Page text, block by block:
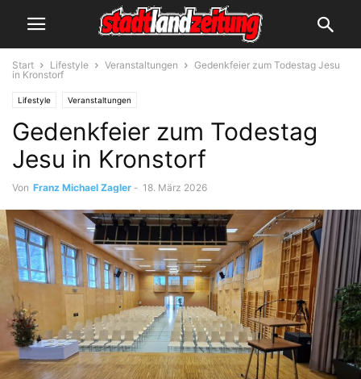
Start Lifestyle Veranstaltungen
Gedenkfeier zum Todestag Jesu
in Kronstorf
Lifestyle Veranstaltungen
Gedenkfeier zum Todestag
Jesu in Kronstorf
Von Franz Michael Zagler - 18. März 2026